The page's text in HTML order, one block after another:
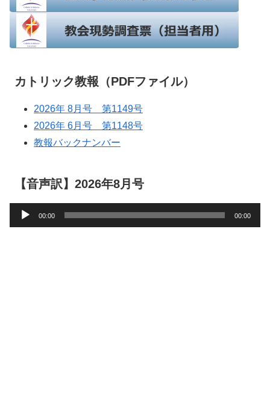
カトリック教報（PDFファイル）
2026年 8月号 第1149号
2026年 6月号 第1148号
教報バックナンバー
【音声訳】2026年8月号
声
00:00 00:00